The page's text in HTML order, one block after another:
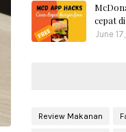
cepat
June
Review Makanan